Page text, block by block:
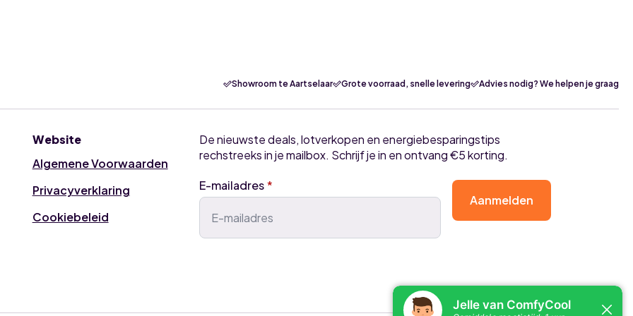
Showroom te Aartselaar Grote voorraad, snelle levering Advies nodig? We helpen je graag
Website
Algemene Voorwaarden
Privacyverklaring
Cookiebeleid
De nieuwste deals, lotverkopen en energiebesparingstips
rechstreeks in je mailbox. Schrijf je in en ontvang €5 korting.
E-mailadres *
Aanmelden